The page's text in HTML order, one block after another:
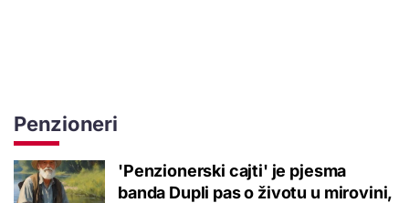
Penzioneri
'Penzionerski cajti' je pjesma
banda Dupli pas o životu u mirovini,